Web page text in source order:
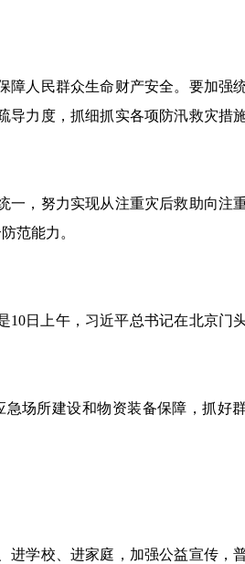
人民群众生命财产安全。要加强统
导力度，抓细抓实各项防汛救灾措
，努力实现从注重灾后救助向注
范能力。
日上午，习近平总书记在北京门
场所建设和物资装备保障，抓好
学校、进家庭，加强公益宣传，